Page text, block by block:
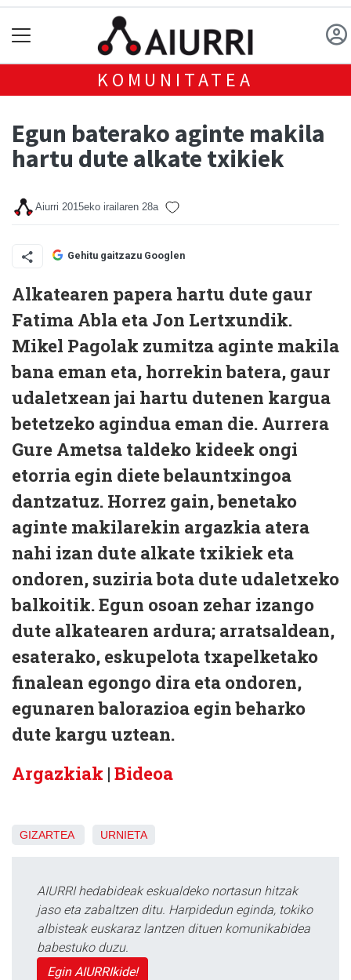
KOMUNITATEA
Egun baterako aginte makila
hartu dute alkate txikiek
Aiurri 2015eko irailaren 28a
Gehitu gaitzazu Googlen
Alkatearen papera hartu dute gaur
Fatima Abla eta Jon Lertxundik.
Mikel Pagolak zumitza aginte makila
bana eman eta, horrekin batera, gaur
udaletxean jai hartu dutenen kargua
betetzeko agindua eman die. Aurrera
Gure Ametsa taldeko kideek ongi
etorria egin diete belauntxingoa
dantzatuz. Horrez gain, benetako
aginte makilarekin argazkia atera
nahi izan dute alkate txikiek eta
ondoren, suziria bota dute udaletxeko
balkoitik. Egun osoan zehar izango
dute alkatearen ardura; arratsaldean,
esaterako, eskupelota txapelketako
finalean egongo dira eta ondoren,
egunaren balorazioa egin beharko
dute kargu uztean.
Argazkiak | Bideoa
GIZARTEA URNIETA
AIURRI hedabideak eskualdeko nortasun hitzak
jaso eta zabaltzen ditu. Harpidedun eginda, tokiko
albisteak euskaraz lantzen dituen komunikabidea
babestuko duzu.
Egin AIURRIkide!